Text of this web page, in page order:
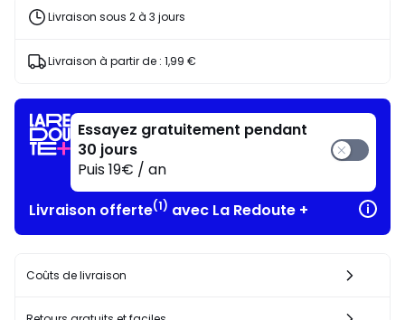
Livraison sous 2 à 3 jours
Livraison à partir de : 1,99 €
Essayez gratuitement pendant
30 jours
Puis 19€ / an
Livraison offerte(1) avec La Redoute +
Coûts de livraison